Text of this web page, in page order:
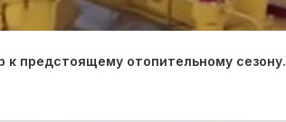
к предстоящему отопительному сезону.